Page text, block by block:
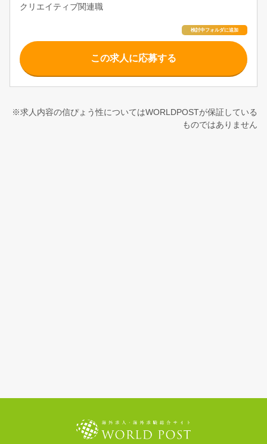
クリエイティブ関連職
この求人に応募する
※求人内容の信ぴょう性についてはWORLDPOSTが保証している
ものではありません